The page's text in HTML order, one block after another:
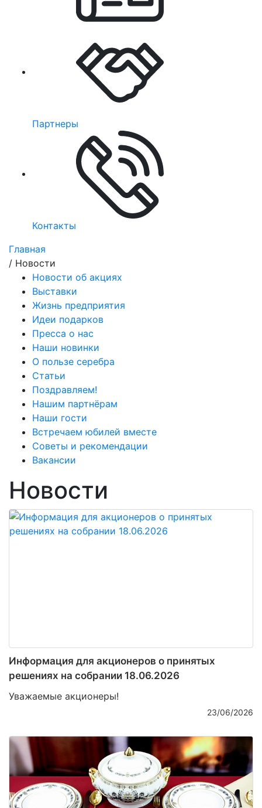
Партнеры
Контакты
Главная
/ Новости
Новости об акциях
Выставки
Жизнь предприятия
Идеи подарков
Пресса о нас
Наши новинки
О пользе серебра
Статьи
Поздравляем!
Нашим партнёрам
Наши гости
Встречаем юбилей вместе
Советы и рекомендации
Вакансии
Новости
Информация для акционеров о принятых
решениях на собрании 18.06.2026
Уважаемые акционеры!
23/06/2026